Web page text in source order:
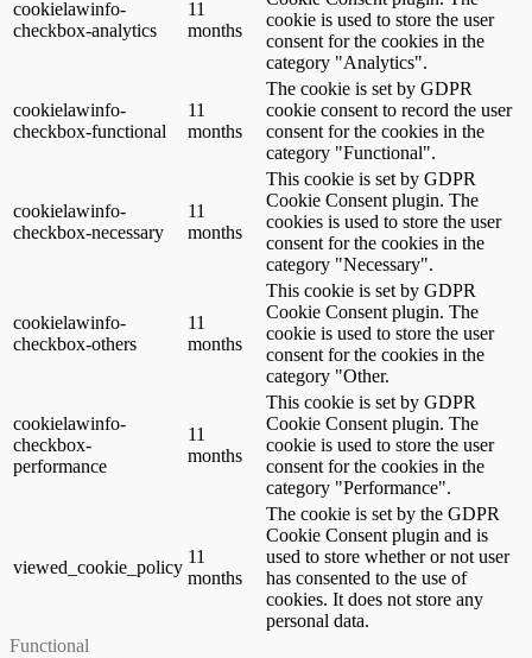
cookielawinfo-
checkbox-analytics
11
months
cookie is used to store the user
consent for the cookies in the
category "Analytics".
cookielawinfo-
checkbox-functional
11
months
The cookie is set by GDPR
cookie consent to record the user
consent for the cookies in the
category "Functional".
cookielawinfo-
checkbox-necessary
11
months
This cookie is set by GDPR
Cookie Consent plugin. The
cookies is used to store the user
consent for the cookies in the
category "Necessary".
cookielawinfo-
checkbox-others
11
months
This cookie is set by GDPR
Cookie Consent plugin. The
cookie is used to store the user
consent for the cookies in the
category "Other.
cookielawinfo-
checkbox-
performance
11
months
This cookie is set by GDPR
Cookie Consent plugin. The
cookie is used to store the user
consent for the cookies in the
category "Performance".
viewed_cookie_policy
11
months
The cookie is set by the GDPR
Cookie Consent plugin and is
used to store whether or not user
has consented to the use of
cookies. It does not store any
personal data.
Functional